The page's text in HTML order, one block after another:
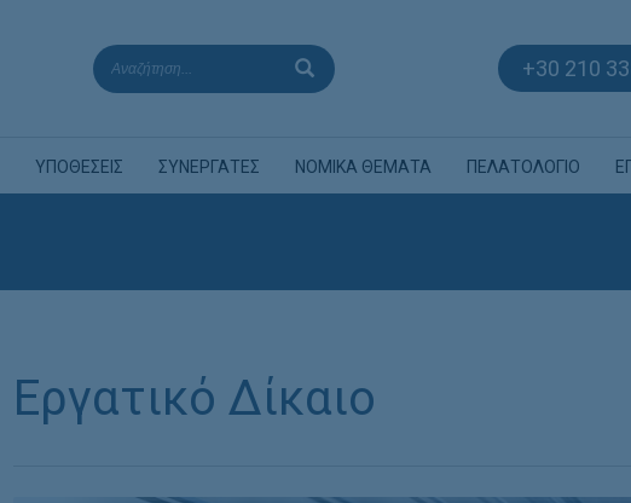
+30 210
ΥΠΟΘΕΣΕΙΣ ΣΥΝΕΡΓΑΤΕΣ ΝΟΜΙΚΑ ΘΕΜΑΤΑ ΠΕΛΑΤΟΛΟΓΙΟ
Εργατικό Δίκαιο